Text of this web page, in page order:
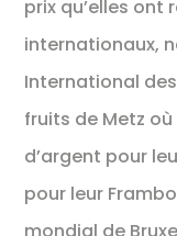
prix qu’elles
internationaux,
International
fruits de Metz
d’argent pour
pour leur